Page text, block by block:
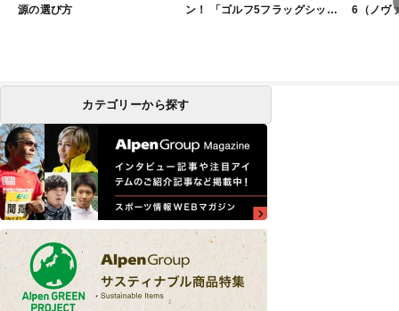
源の選び方
ン！ 「ゴルフ5フラッグシップ
6（ノヴ
カテゴリーから探す